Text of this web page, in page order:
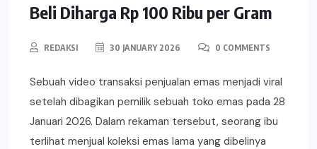
Beli Diharga Rp 100 Ribu per Gram
REDAKSI 30 JANUARY 2026 0 COMMENTS
Sebuah video transaksi penjualan emas menjadi viral
setelah dibagikan pemilik sebuah toko emas pada 28
Januari 2026. Dalam rekaman tersebut, seorang ibu
terlihat menjual koleksi emas lama yang dibelinya